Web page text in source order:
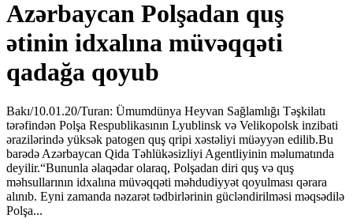
Azərbaycan Polşadan quş
ətinin idxalına müvəqqəti
qadağa qoyub
Bakı/10.01.20/Turan: Ümumdünya Heyvan Sağlamlığı Təşkilatı
tərəfindən Polşa Respublikasının Lyublinsk və Velikopolsk inzibati
ərazilərində yüksək patogen quş qripi xəstəliyi müəyyən edilib.Bu
barədə Azərbaycan Qida Təhlükəsizliyi Agentliyinin məlumatında
deyilir.“Bununla əlaqədar olaraq, Polşadan diri quş və quş
məhsullarının idxalına müvəqqəti məhdudiyyət qoyulması qərara
alınıb. Eyni zamanda nəzarət tədbirlərinin gücləndirilməsi məqsədilə
Polşa...